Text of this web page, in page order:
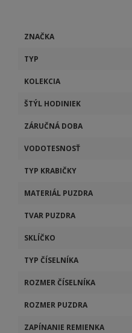
ZNAČKA
TYP
KOLEKCIA
ŠTÝL HODINIEK
ZÁRUČNÁ DOBA
VODOTESNOSŤ
TYP KRABIČKY
MATERIÁL PUZDRA
TVAR PUZDRA
SKLÍČKO
TYP ČÍSELNÍKA
ROZMER ČÍSELNÍKA
ROZMER PUZDRA
ZAPÍNANIE REMIENKA